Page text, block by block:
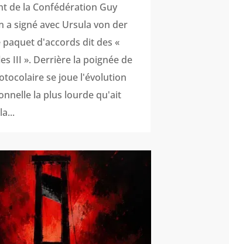
de la Confédération Guy
a signé avec Ursula von der
paquet d'accords dit des «
III ». Derrière la poignée de
se joue l'évolution
la plus lourde qu'ait